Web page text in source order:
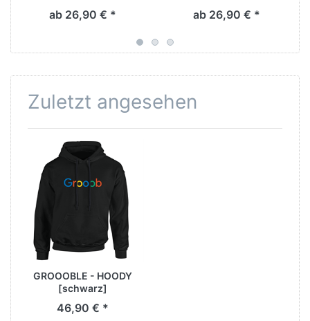
ab 26,90 € * ab 26,90 € *
Zuletzt angesehen
GROOOBLE - HOODY
[schwarz]
46,90 € *